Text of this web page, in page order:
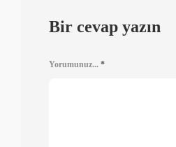
Bir cevap yazın
Yorumunuz... *